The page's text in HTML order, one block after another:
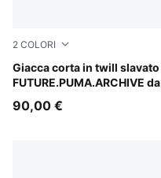
2 COLORI
Giacca corta in twill slavato
FUTURE.PUMA.ARCHIVE da
Puma Black
90,00 €